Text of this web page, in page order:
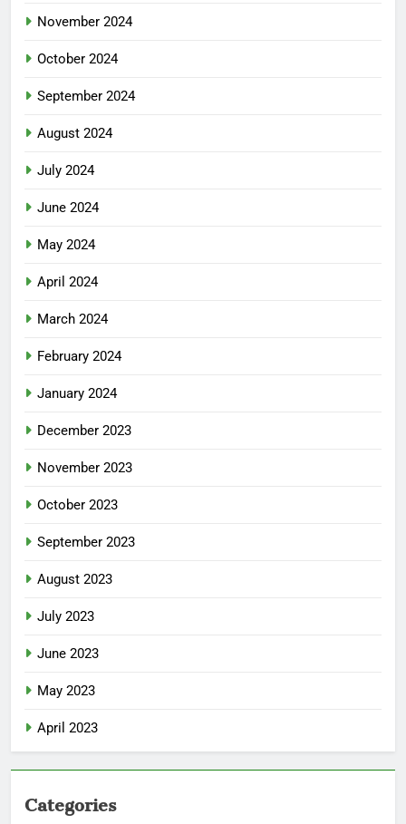
November 2024
October 2024
September 2024
August 2024
July 2024
June 2024
May 2024
April 2024
March 2024
February 2024
January 2024
December 2023
November 2023
October 2023
September 2023
August 2023
July 2023
June 2023
May 2023
April 2023
Categories